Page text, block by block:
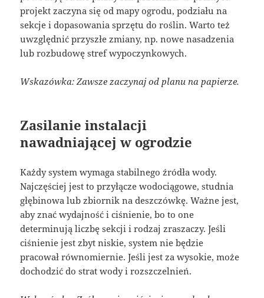
projekt zaczyna się od mapy ogrodu, podziału na
sekcje i dopasowania sprzętu do roślin. Warto też
uwzględnić przyszłe zmiany, np. nowe nasadzenia
lub rozbudowę stref wypoczynkowych.
Wskazówka: Zawsze zaczynaj od planu na papierze.
Zasilanie instalacji
nawadniającej w ogrodzie
Każdy system wymaga stabilnego źródła wody.
Najczęściej jest to przyłącze wodociągowe, studnia
głębinowa lub zbiornik na deszczówkę. Ważne jest,
aby znać wydajność i ciśnienie, bo to one
determinują liczbę sekcji i rodzaj zraszaczy. Jeśli
ciśnienie jest zbyt niskie, system nie będzie
pracował równomiernie. Jeśli jest za wysokie, może
dochodzić do strat wody i rozszczelnień.